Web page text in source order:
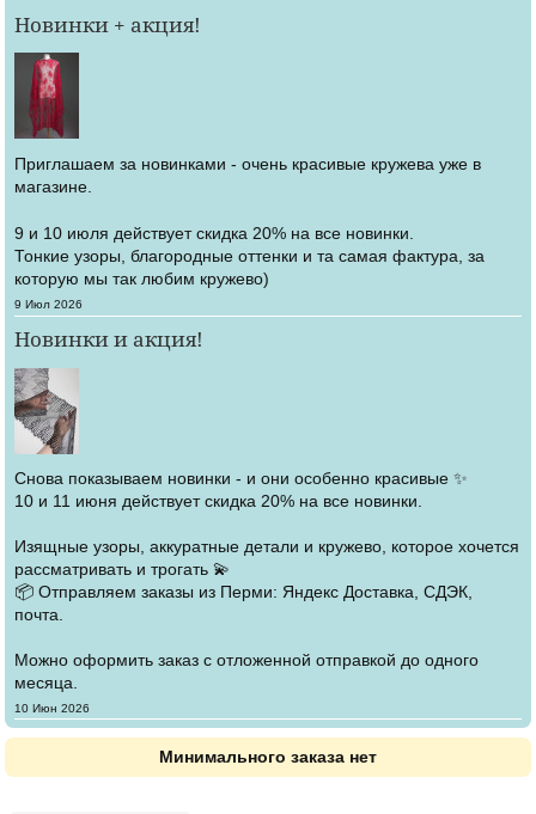
Новинки + акция!
Приглашаем за новинками - очень красивые кружева уже в
магазине.
9 и 10 июля действует скидка 20% на все новинки.
Тонкие узоры, благородные оттенки и та самая фактура, за
которую мы так любим кружево)
Создано
9 Июл 2026
Новинки и акция!
Снова показываем новинки - и они особенно красивые ✨
10 и 11 июня действует скидка 20% на все новинки.
Изящные узоры, аккуратные детали и кружево, которое хочется
рассматривать и трогать 💫
📦 Отправляем заказы из Перми: Яндекс Доставка, СДЭК,
почта.
Можно оформить заказ с отложенной отправкой до одного
месяца.
Создано
10 Июн 2026
Минимального заказа нет